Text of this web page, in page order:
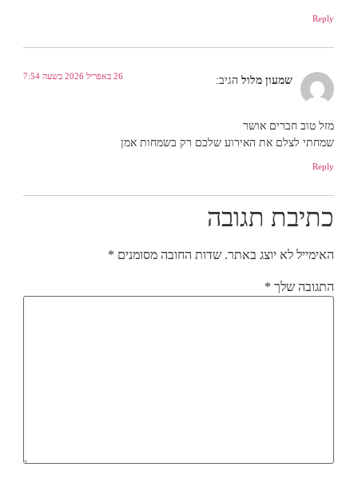
Reply
שמעון מלול הגיב: 26 באפריל 2026 בשעה 7:54
מזל טוב חברים אושר
שמחתי לצלם את האירוע שלכם רק בשמחות אמן
Reply
כתיבת תגובה
האימייל לא יוצג באתר. שדות החובה מסומנים *
התגובה שלך *